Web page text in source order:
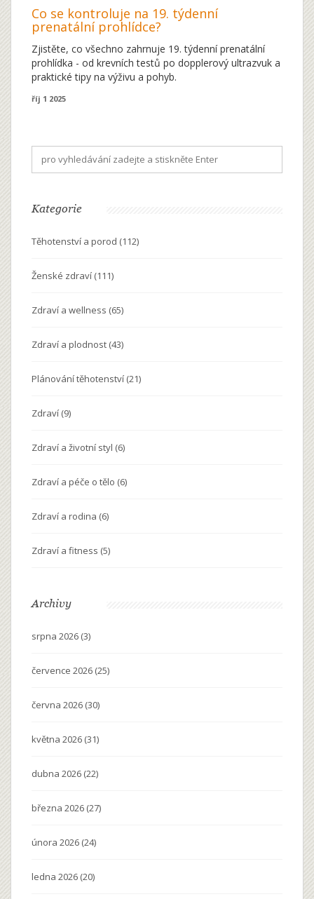
Co se kontroluje na 19. týdenní
prenatální prohlídce?
Zjistěte, co všechno zahrnuje 19. týdenní prenatální
prohlídka - od krevních testů po dopplerový ultrazvuk a
praktické tipy na výživu a pohyb.
říj 1 2025
Kategorie
Těhotenství a porod (112)
Ženské zdraví (111)
Zdraví a wellness (65)
Zdraví a plodnost (43)
Plánování těhotenství (21)
Zdraví (9)
Zdraví a životní styl (6)
Zdraví a péče o tělo (6)
Zdraví a rodina (6)
Zdraví a fitness (5)
Archivy
srpna 2026 (3)
července 2026 (25)
června 2026 (30)
května 2026 (31)
dubna 2026 (22)
března 2026 (27)
února 2026 (24)
ledna 2026 (20)